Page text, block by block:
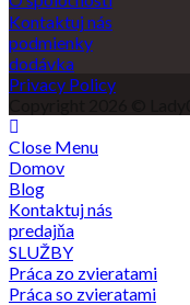
Kontaktuj nás
podmienky
dodávka
Privacy Policy
Close Menu
Domov
Blog
Kontaktuj nás
predajňa
SLUŽBY
Práca zo zvieratami
Práca so zvieratami